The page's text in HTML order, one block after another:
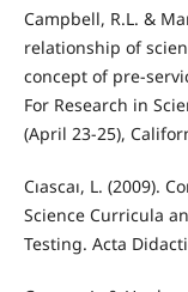
Campbell, R.L. &
relationship of
concept of pre-
For Research in
(April 23-25),
Cıascaı, L. (2009).
Science Curricula
Testing. Acta